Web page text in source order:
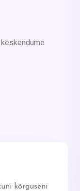
kõrguseni